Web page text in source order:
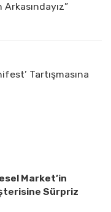
Tartışmasına
Market’in
Sürpriz